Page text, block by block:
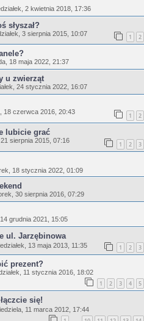
2 kwietnia 2018, 17:36
słyszał?
3 sierpnia 2015, 10:07 1 2
18 maja 2022, 21:37
u zwierząt
24 stycznia 2022, 16:07
18 czerwca 2016, 20:43 1 2
lubicie grać
sierpnia 2015, 07:16 1 2 3
18 stycznia 2022, 01:09
30 sierpnia 2016, 07:29
grudnia 2021, 15:05
ul. Jarzębinowa
13 maja 2013, 11:35 1 2 3
prezent?
11 stycznia 2016, 18:02
1 2 3 4 5
się!
11 marca 2012, 17:44